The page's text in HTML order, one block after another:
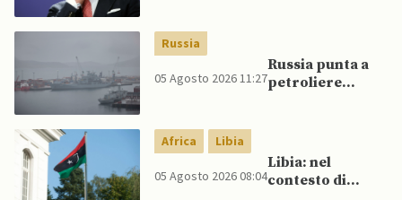
schierano a
sostegno della
Spagna
Russia
05 Agosto 2026 11:27
Russia punta a
petroliere
“flotta ombra”
per aggirare
sanzioni
Africa Libia
05 Agosto 2026 08:04
Libia: nel
contesto di